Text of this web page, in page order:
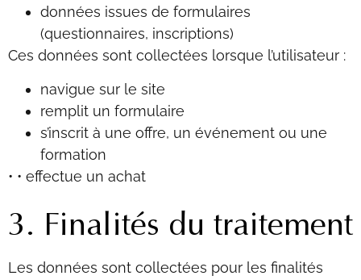
données issues de formulaires
(questionnaires, inscriptions)
Ces données sont collectées lorsque l’utilisateur :
navigue sur le site
remplit un formulaire
s’inscrit à une offre, un événement ou une
formation
• • effectue un achat
3. Finalités du traitement
Les données sont collectées pour les finalités